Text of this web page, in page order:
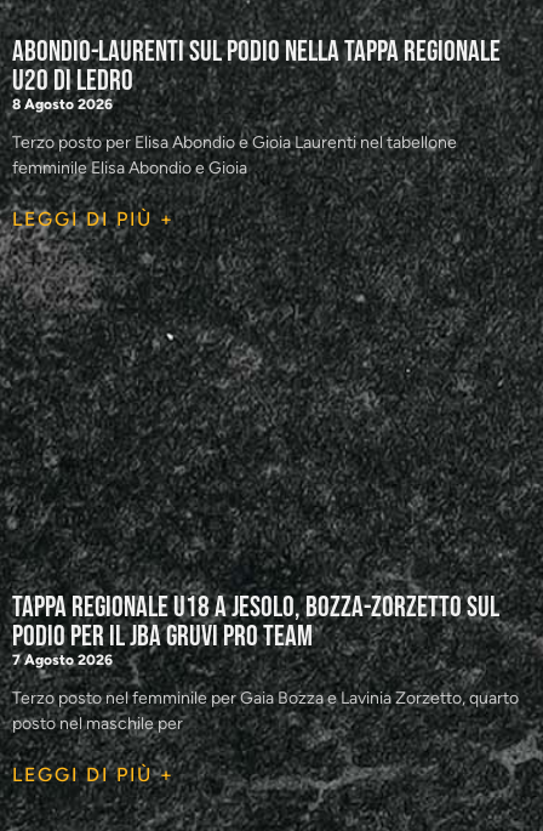
Abondio-Laurenti sul podio nella tappa regionale
U20 di Ledro
8 Agosto 2026
Terzo posto per Elisa Abondio e Gioia Laurenti nel tabellone
femminile Elisa Abondio e Gioia
LEGGI DI PIÙ +
Tappa regionale U18 a Jesolo, Bozza-Zorzetto sul
podio per il JBA GRUVI Pro Team
7 Agosto 2026
Terzo posto nel femminile per Gaia Bozza e Lavinia Zorzetto, quarto
posto nel maschile per
LEGGI DI PIÙ +